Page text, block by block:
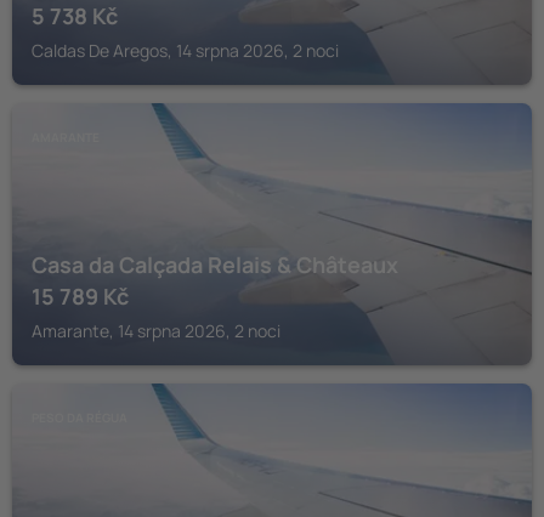
5 738 Kč
Caldas De Aregos, 14 srpna 2026, 2 noci
Casa da Calçada Relais & Châteaux
15 789 Kč
Amarante, 14 srpna 2026, 2 noci